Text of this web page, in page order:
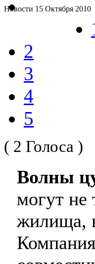
Новости 15 Октября 2010
2
3
4
5
( 2 Голоса )
Волны
могут не
жилища,